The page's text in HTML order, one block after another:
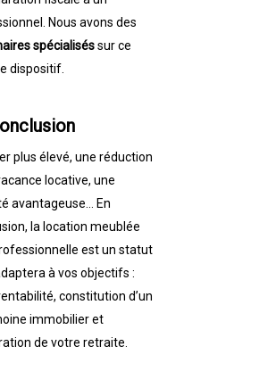
Nous avons des
spécialiséssur ce
dispositif.
plus élevé, une réduction
locative, une
avantageuse… En
la location meublée
est un statut
à vos objectifs :
constitution d’un
immobilier et
de votre retraite.